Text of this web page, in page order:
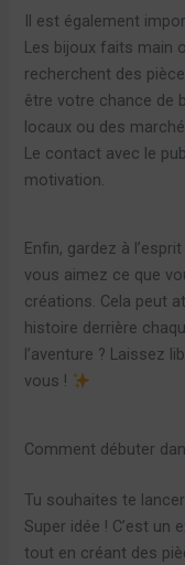
Il est également
Les bijoux faits main
recherchent des
être votre chance de
locaux ou des
Le contact avec le
motivation.
Enfin, gardez à
vous aimez ce que
créations. Cela peut
histoire derrière
l’aventure ? Laissez
vous !
Comment débuter
Tu souhaites te
Super idée ! C’est un
tout en créant des